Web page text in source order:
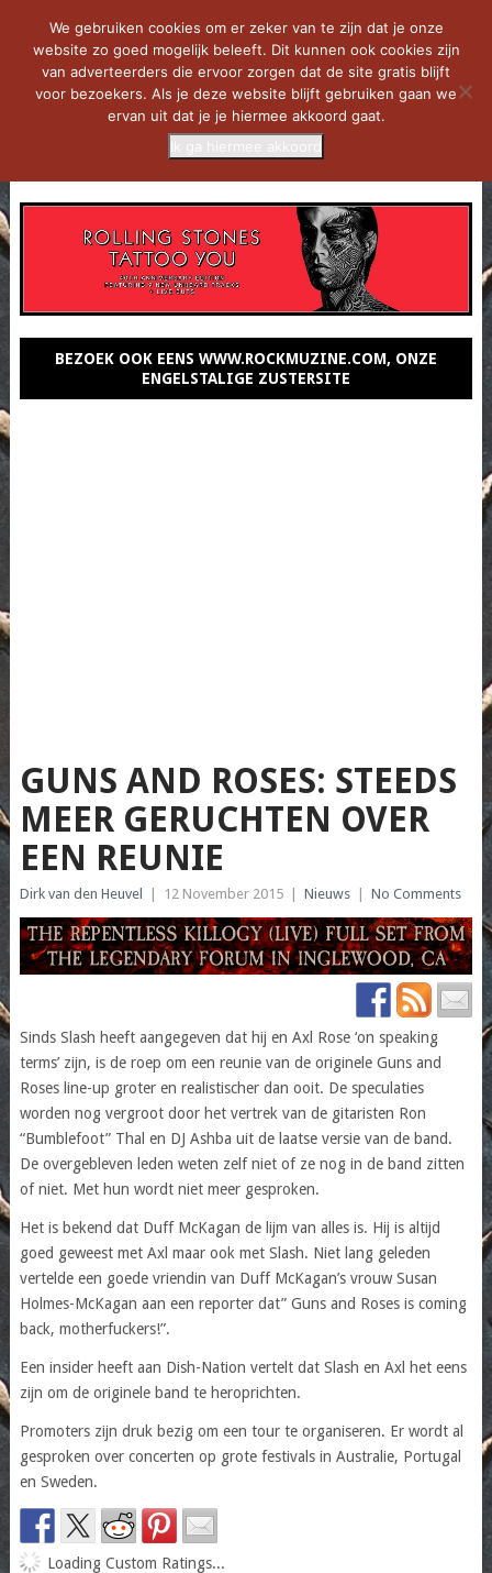
BEZOEK OOK EENS WWW.ROCKMUZINE.COM, ONZE
ENGELSTALIGE ZUSTERSITE
GUNS AND ROSES: STEEDS
MEER GERUCHTEN OVER
EEN REUNIE
Dirk van den Heuvel 12 November 2015 Nieuws No Comments
Sinds Slash heeft aangegeven dat hij en Axl Rose ‘on speaking
terms’ zijn, is de roep om een reunie van de originele Guns and
Roses line-up groter en realistischer dan ooit. De speculaties
worden nog vergroot door het vertrek van de gitaristen Ron
“Bumblefoot” Thal en DJ Ashba uit de laatse versie van de band.
De overgebleven leden weten zelf niet of ze nog in de band zitten
of niet. Met hun wordt niet meer gesproken.
Het is bekend dat Duff McKagan de lijm van alles is. Hij is altijd
goed geweest met Axl maar ook met Slash. Niet lang geleden
vertelde een goede vriendin van Duff McKagan’s vrouw Susan
Holmes-McKagan aan een reporter dat” Guns and Roses is coming
back, motherfuckers!”.
Een insider heeft aan Dish-Nation vertelt dat Slash en Axl het eens
zijn om de originele band te heroprichten.
Promoters zijn druk bezig om een tour te organiseren. Er wordt al
gesproken over concerten op grote festivals in Australie, Portugal
en Sweden.
Loading Custom Ratings...
We gebruiken cookies om er zeker van te zijn dat je onze
website zo goed mogelijk beleeft. Dit kunnen ook cookies zijn
van adverteerders die ervoor zorgen dat de site gratis blijft
voor bezoekers. Als je deze website blijft gebruiken gaan we
ervan uit dat je je hiermee akkoord gaat.
Ik ga hiermee akkoord